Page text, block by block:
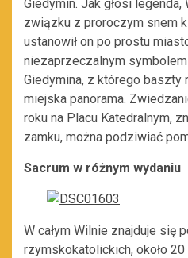
Giedymin. Jak głosi legenda,
związku z proroczym snem
ustanowił on po prostu
niezaprzeczalnym
Giedymina, z którego baszty
miejska panorama.
roku na Placu Katedralnym,
zamku, można podziwiać
Sacrum w różnym wydaniu
W całym Wilnie znajduje się
rzymskokatolickich, około